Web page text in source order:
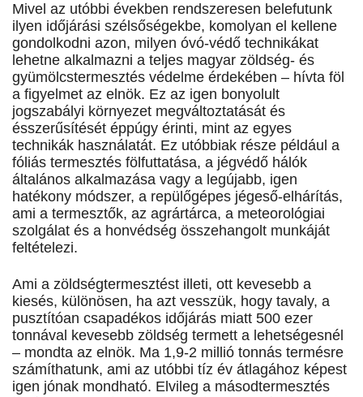
Mivel az utóbbi években rendszeresen belefutunk
ilyen időjárási szélsőségekbe, komolyan el kellene
gondolkodni azon, milyen óvó-védő technikákat
lehetne alkalmazni a teljes magyar zöldség- és
gyümölcstermesztés védelme érdekében – hívta föl
a figyelmet az elnök. Ez az igen bonyolult
jogszabályi környezet megváltoztatását és
ésszerűsítését éppúgy érinti, mint az egyes
technikák használatát. Ez utóbbiak része például a
fóliás termesztés fölfuttatása, a jégvédő hálók
általános alkalmazása vagy a legújabb, igen
hatékony módszer, a repülőgépes jégeső-elhárítás,
ami a termesztők, az agrártárca, a meteorológiai
szolgálat és a honvédség összehangolt munkáját
feltételezi.
Ami a zöldségtermesztést illeti, ott kevesebb a
kiesés, különösen, ha azt vesszük, hogy tavaly, a
pusztítóan csapadékos időjárás miatt 500 ezer
tonnával kevesebb zöldség termett a lehetségesnél
– mondta az elnök. Ma 1,9-2 millió tonnás termésre
számíthatunk, ami az utóbbi tíz év átlagához képest
igen jónak mondható. Elvileg a másodtermesztés